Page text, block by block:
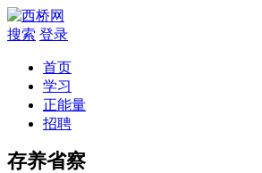
搜索 登录
首页
学习
正能量
招聘
存养省察